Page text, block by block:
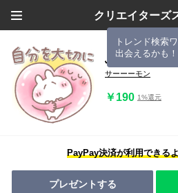
クリエイターズ
トレンド検索
出会えるかも！
ふんわり＊う
サーーーモン
￥190 1%還元
PayPay決済が利用できる
プレゼントする